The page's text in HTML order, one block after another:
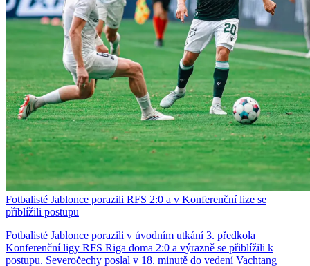
Fotbalisté Jablonce porazili RFS 2:0 a v Konferenční lize se
přiblížili postupu
Fotbalisté Jablonce porazili v úvodním utkání 3. předkola
Konferenční ligy RFS Riga doma 2:0 a výrazně se přiblížili k
postupu. Severočechy poslal v 18. minutě do vedení Vachtang